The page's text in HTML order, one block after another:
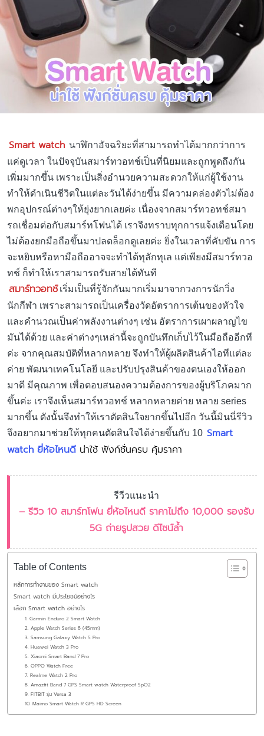
Smart watch นาฬิกาอัจฉริยะที่สามารถทำได้มากกว่าการ
แค่ดูเวลา ในปัจจุบันสมาร์ทวอทช์เป็นที่นิยมและถูกพูดถึงกัน
เพิ่มมากขึ้น เพราะเป็นสิ่งอำนวยความสะดวกให้แก่ผู้ใช้งาน
ทำให้ดำเนินชีวิตในแต่ละวันได้ง่ายขึ้น มีความคล่องตัวไม่ต้อง
พกอุปกรณ์ต่างๆให้ยุ่งยากเลยค่ะ เนื่องจากสมาร์ทวอทช์สมา
รถเชื่อมต่อกับสมาร์ทโฟนได้ เราจึงทราบทุกการแจ้งเตือนโดย
ไม่ต้องยกมือถือขึ้นมาปลดล็อกดูเลยค่ะ ยิ่งในเวลาที่คับขัน การ
จะหยิบหรือหามือถืออาจจะทำได้ทุลักทุเล แต่เพียงมีสมาร์ทวอ
ทช์ ก็ทำให้เราสามารถรับสายได้ทันที
สมาร์ทวอทช์ เริ่มเป็นที่รู้จักกันมากเริ่มมาจากวงการนักวิ่ง
นักกีฬา เพราะสามารถเป็นเครื่องวัดอัตราการเต้นของหัวใจ
และคำนวณเป็นค่าพลังงานต่างๆ เช่น อัตราการเผาผลาญไข
มันได้ด้วย และค่าต่างๆเหล่านี้จะถูกบันทึกเก็บไว้ในมือถืออีกที
ค่ะ จากคุณสมบัติที่หลากหลาย จึงทำให้ผู้ผลิตสินค้าไอทีแต่ละ
ค่าย พัฒนาเทคโนโลยี และปรับปรุงสินค้าของตนเองให้ออก
มาดี มีคุณภาพ เพื่อตอบสนองความต้องการของผู้บริโภคมาก
ขึ้นค่ะ เราจึงเห็นสมาร์ทวอทช์ หลากหลายค่าย หลาย series
มากขึ้น ดังนั้นจึงทำให้เราตัดสินใจยากขึ้นไปอีก วันนี้มินนี่รีวิว
จึงอยากมาช่วยให้ทุกคนตัดสินใจได้ง่ายขึ้นกับ 10 Smart
watch ยี่ห้อไหนดี น่าใช้ ฟังก์ชั่นครบ คุ้มราคา
รีวีวแนะนำ
– รีวิว 10 สมาร์ทโฟน ยี่ห้อไหนดี ราคาไม่ถึง 10,000 รองรับ
5G ถ่ายรูปสวย ดีไซน์ล้ำ
Table of Contents
หลักการทำงานของ Smart watch
Smart watch มีประโยชน์อย่างไร
เลือก Smart watch อย่างไร
1. Garmin Enduro 2 Smart Watch
2. Apple Watch Series 8 (45mm)
3. Samsung Galaxy Watch 5 Pro
4. Huawei Watch 3 Pro
5. Xiaomi Smart Band 7 Pro
6. OPPO Watch Free
7. Realme Watch 2 Pro
8. Amazfit Band 7 GPS Smart watch Waterproof SpO2
9. FITBIT รุ่น Versa 3
10. Maimo Smart Watch R GPS HD Screen